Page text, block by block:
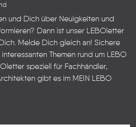
und Dich über Neuigkeiten und
Dann ist unser LEBOletter
Melde Dich gleich an! Sichere
Themen rund um LEBO
speziell für Fachhändler,
gibt es im MEIN LEBO